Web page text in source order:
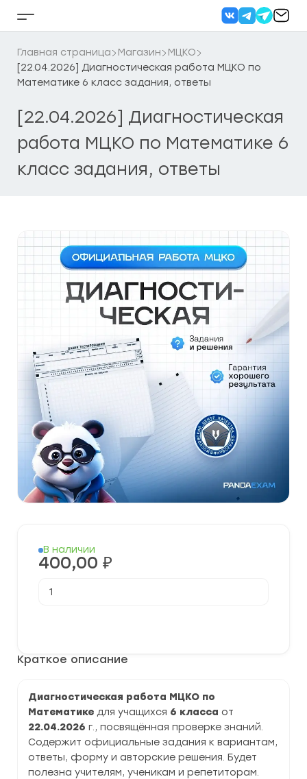
Кнопка
бокового
меню
Главная страница Магазин
МЦКО
[22.04.2026] Диагностическая работа МЦКО по
Математике 6 класс задания, ответы
[22.04.2026] Диагностическая
работа МЦКО по Математике 6
класс задания, ответы
Краткое описание
Диагностическая работа МЦКО по
Математике для учащихся 6 класса от
22.04.2026 г., посвящённая проверке знаний.
Содержит официальные задания к вариантам,
ответы, форму и авторские решения. Будет
полезна учителям, ученикам и репетиторам.
В наличии
400,00 ₽
товара
Математике
задания,
ответы